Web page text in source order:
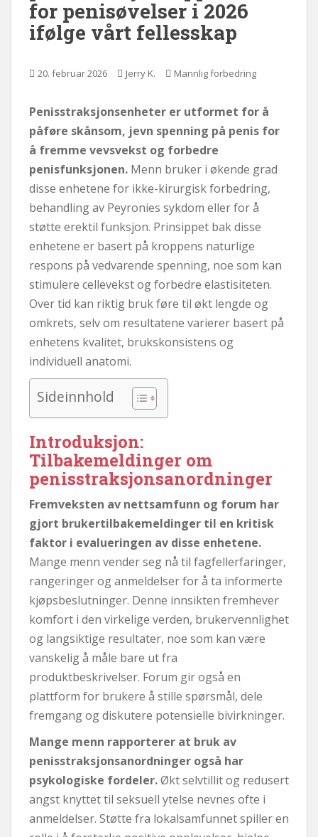
for penisøvelser i 2026
ifølge vårt fellesskap
20. februar 2026 Jerry K. Mannlig forbedring
Penisstraksjonsenheter er utformet for å
påføre skånsom, jevn spenning på penis for
å fremme vevsvekst og forbedre
penisfunksjonen. Menn bruker i økende grad
disse enhetene for ikke-kirurgisk forbedring,
behandling av Peyronies sykdom eller for å
støtte erektil funksjon. Prinsippet bak disse
enhetene er basert på kroppens naturlige
respons på vedvarende spenning, noe som kan
stimulere cellevekst og forbedre elastisiteten.
Over tid kan riktig bruk føre til økt lengde og
omkrets, selv om resultatene varierer basert på
enhetens kvalitet, brukskonsistens og
individuell anatomi.
Sideinnhold
Introduksjon:
Tilbakemeldinger om
penisstraksjonsanordninger
Fremveksten av nettsamfunn og forum har
gjort brukertilbakemeldinger til en kritisk
faktor i evalueringen av disse enhetene.
Mange menn vender seg nå til fagfellerfaringer,
rangeringer og anmeldelser for å ta informerte
kjøpsbeslutninger. Denne innsikten fremhever
komfort i den virkelige verden, brukervennlighet
og langsiktige resultater, noe som kan være
vanskelig å måle bare ut fra
produktbeskrivelser. Forum gir også en
plattform for brukere å stille spørsmål, dele
fremgang og diskutere potensielle bivirkninger.
Mange menn rapporterer at bruk av
penisstraksjonsanordninger også har
psykologiske fordeler.Økt selvtillit og redusert
angst knyttet til seksuell ytelse nevnes ofte i
anmeldelser. Støtte fra lokalsamfunnet spiller en